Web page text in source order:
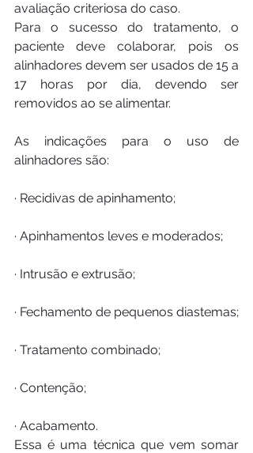
avaliação criteriosa do caso.
Para o sucesso do tratamento, o
paciente deve colaborar, pois os
alinhadores devem ser usados de 15 a
17 horas por dia, devendo ser
removidos ao se alimentar.
As indicações para o uso de
alinhadores são:
· Recidivas de apinhamento;
· Apinhamentos leves e moderados;
· Intrusão e extrusão;
· Fechamento de pequenos diastemas;
· Tratamento combinado;
· Contenção;
· Acabamento.
Essa é uma técnica que vem somar